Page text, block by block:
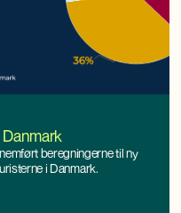
beregningerne til ny
i Danmark.